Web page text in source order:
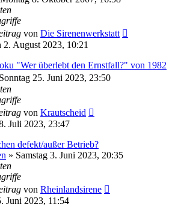
von Die Sirenenwerkstatt
August 2023, 10:21
"Wer überlebt den Ernstfall?" von 1982
Sonntag 25. Juni 2023, 23:50
von Krautscheid
Juli 2023, 23:47
defekt/außer Betrieb?
» Samstag 3. Juni 2023, 20:35
von Rheinlandsirene
Juni 2023, 11:54